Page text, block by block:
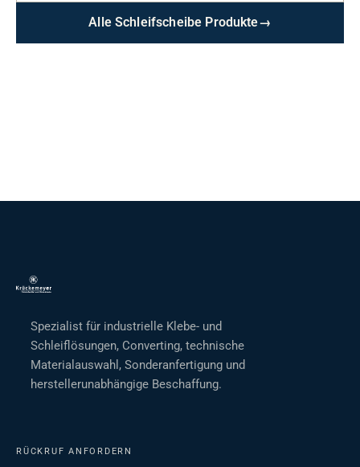
Alle Schleifscheibe Produkte→
Spezialist für industrielle Klebe- und
Schleiflösungen, Converting, technische
Materialauswahl, Sonderanfertigung und
herstellerunabhängige Beschaffung.
RÜCKRUF ANFORDERN